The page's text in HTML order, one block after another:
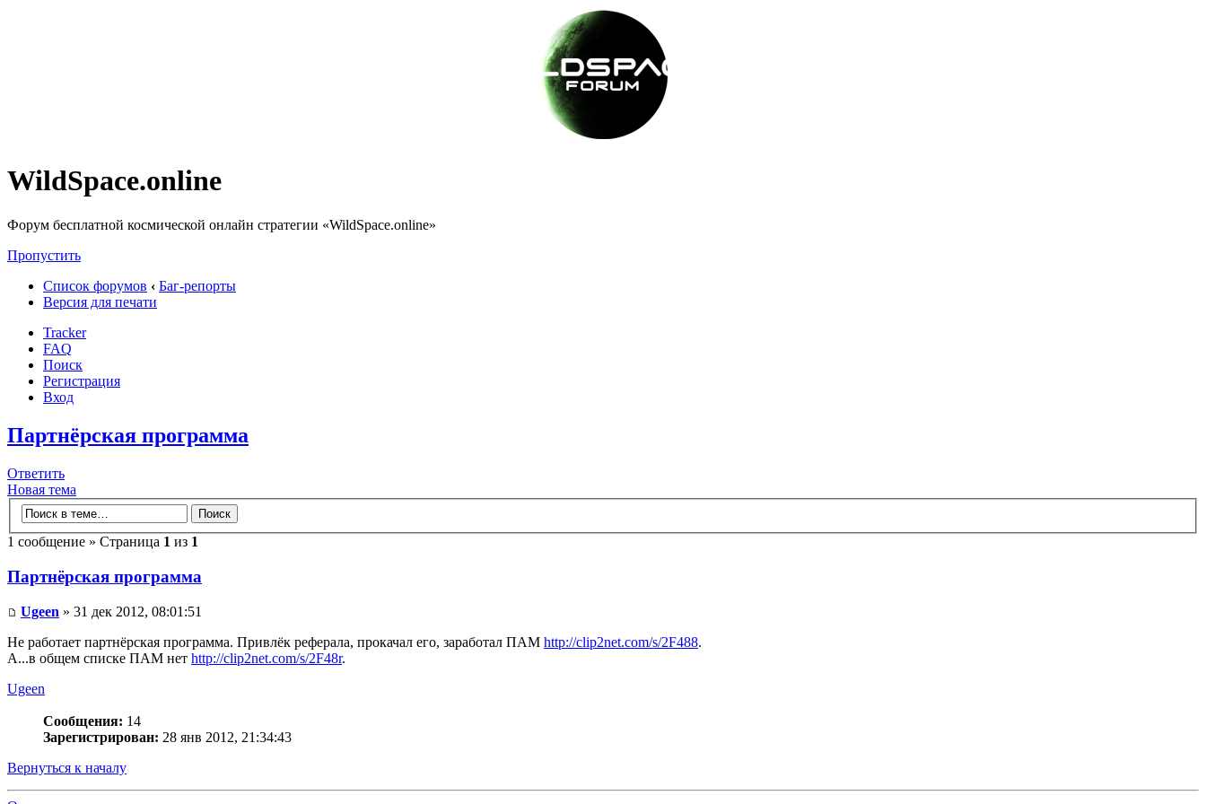
WildSpace.online
Форум бесплатной космической онлайн стратегии «WildSpace.online»
Пропустить
Список форумов ‹ Баг-репорты
Версия для печати
Tracker
FAQ
Поиск
Регистрация
Вход
Партнёрская программа
Ответить
Новая тема
1 сообщение » Страница 1 из 1
Партнёрская программа
Ugeen » 31 дек 2012, 08:01:51
Не работает партнёрская программа. Привлёк реферала, прокачал его, заработал ПАМ http://clip2net.com/s/2F488.
А...в общем списке ПАМ нет http://clip2net.com/s/2F48r.
Ugeen
Сообщения: 14
Зарегистрирован: 28 янв 2012, 21:34:43
Вернуться к началу